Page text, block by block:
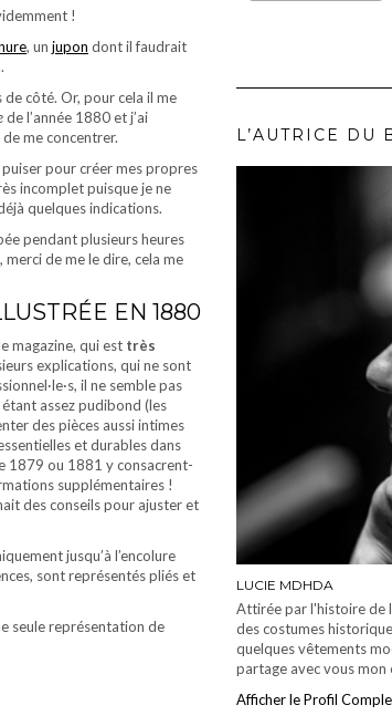
!
, un jupon dont il faudrait
de côté. Or, pour cela il me
de l’année 1880 et j’ai
me concentrer.
pour créer mes propres
incomplet puisque je ne
quelques indications.
pendant plusieurs heures
de me le dire, cela me
EN 1880
magazine, qui est très
explications, qui ne sont
il ne semble pas
étant assez pudibond (les
des pièces aussi intimes
et durables dans
1879 ou 1881 y consacrent-
supplémentaires !
des conseils pour ajuster et
jusqu’à l’encolure
sont représentés pliés et
seule représentation de
L’AUTRICE DU
LUCIE MDHDA
Attirée par l'histoire de
des costumes
quelques vêtements
partage avec vous
Afficher le Profil